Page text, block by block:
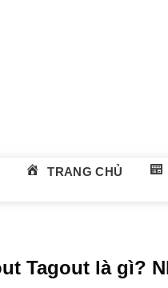
TRANG CHỦ
Tagout là gì?